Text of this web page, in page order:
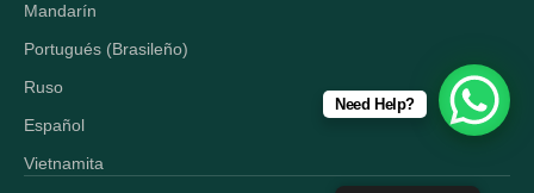
Mandarín
Portugués (Brasileño)
Ruso
Español
Vietnamita
Need Help?